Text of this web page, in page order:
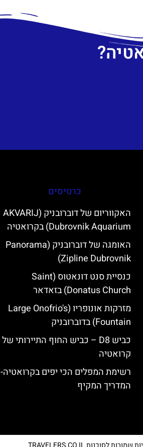
כרטיסים
האקווריום של דוברובניק (AKVARIJ
Dubrovnik Aquarium) בקרואטיה
האומגה של דוברובניק (Panorama
Zipline Dubrovnik)
כנסיית סנט דונאטוס (Saint
Donatus Church) בזאדאר
מזרקות אונופריו (Large Onofrio's
Fountain) בדוברובניק
כביש D8 – כביש החוף התיירותי של
קרואטיה
רשימת המפלים הכי יפים בקרואטיה-
המדריך המקיף